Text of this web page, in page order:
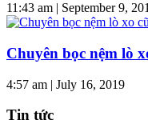
11:43 am | September 9,
Chuyên bọc nệm lò
4:57 am | July 16, 2019
Tin tức